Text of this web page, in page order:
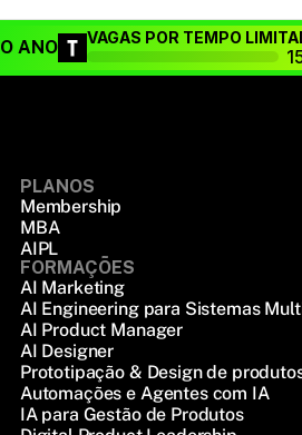
ANO VAGAS POR TEMPO
PLANOS
Membership
MBA
AIPL
FORMAÇÕES
AI Marketing
AI Engineering para Sistemas
AI Product Manager
AI Designer
Prototipação & Design de
Automações e Agentes com IA
IA para Gestão de Produtos